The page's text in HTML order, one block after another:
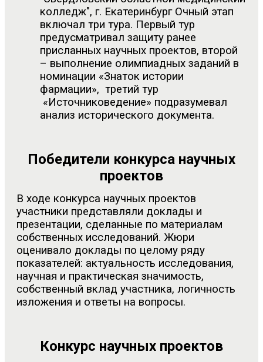
колледж", г. Екатеринбург Очный этап
включал три тура. Первый тур
предусматривал защиту ранее
присланных научных проектов, второй
– выполнение олимпиадных заданий в
номинации «Знаток истории
фармации», третий тур
«Источниковедение» подразумевал
анализ исторического документа.
Победители конкурса научных
проектов
В ходе конкурса научных проектов
участники представляли доклады и
презентации, сделанные по материалам
собственных исследований. Жюри
оценивало доклады по целому ряду
показателей: актуальность исследования,
научная и практическая значимость,
собственный вклад участника, логичность
изложения и ответы на вопросы.
Конкурс научных проектов